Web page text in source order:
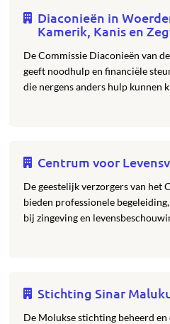
Diaconieën in
Kamerik, Kanis en
De Commissie Diaconieën van
geeft noodhulp en financiële
die nergens anders hulp kunnen
Centrum voor
De geestelijk verzorgers van het
bieden professionele
bij zingeving en
Stichting Sinar
De Molukse stichting beheerd